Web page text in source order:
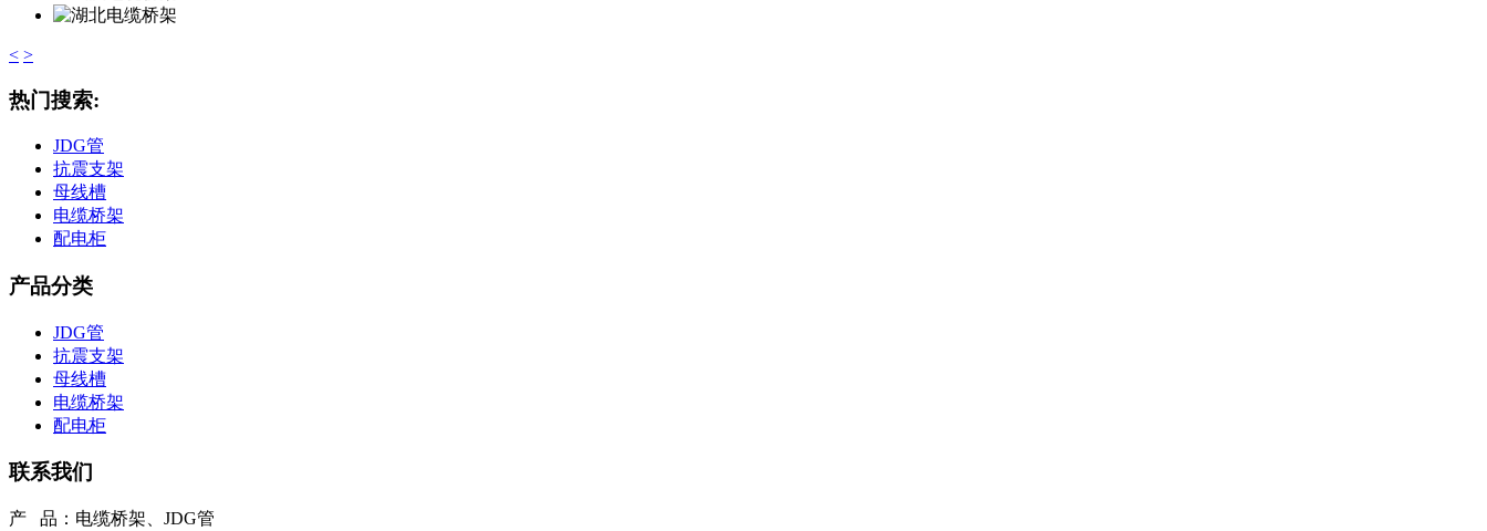
< >
热门搜索:
JDG管
抗震支架
母线槽
电缆桥架
配电柜
产品分类
JDG管
抗震支架
母线槽
电缆桥架
配电柜
联系我们
产 品：电缆桥架、JDG管